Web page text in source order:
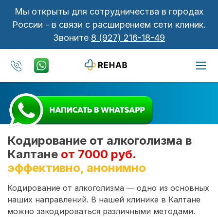
Мы открыты для сотрудничества в городах
России - в связи с расширением сети клиник.
Звоните 8 (927) 216-18-49
Кодирование от алкоголизма в
Калтане от 7000 руб.
эффективно, анонимно
Кодирование от алкоголизма — одно из основных
наших направлений. В нашей клинике в Калтане
можно закодироваться различными методами.